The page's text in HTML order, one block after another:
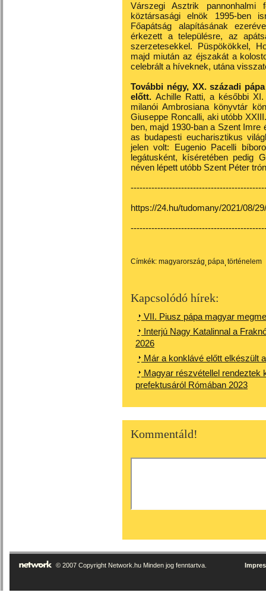
Várszegi Asztrik pannonhalmi
köztársasági elnök 1995-ben
Főapátság alapításának
érkezett a településre, az
szerzetesekkel. Püspökökkel,
majd miután az éjszakát a
celebrált a híveknek, utána
További négy, XX. századi
előtt. Achille Ratti, a későbbi
milanói Ambrosiana könyvtár
Giuseppe Roncalli, aki utóbb
ben, majd 1930-ban a Szent Imre
as budapesti eucharisztikus
jelen volt: Eugenio Pacelli
legátusként, kíséretében pedig
néven lépett utóbb Szent Péter
https://24.hu/tudomany/2021/08/
Címkék: magyarország pápa történelem
Kapcsolódó hírek:
VII. Piusz pápa magyar
Interjú Nagy Katalinnal a
2026
Már a konklávé előtt elkészült
Magyar részvétellel rendeztek
prefektusáról Rómában 2023
Kommentáld!
© 2007 Copyright Network.hu Minden jog fenntartva.